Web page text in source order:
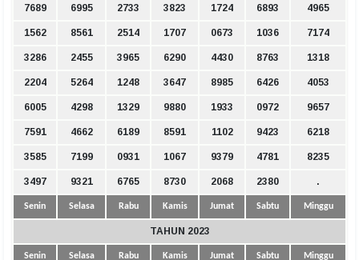
7689 6995 2733 3823 1724 6893 4965
1562 8561 2514 1707 0673 1036 7174
3286 2455 3965 6290 4430 8763 1318
2204 5264 1248 3647 8985 6426 4053
6005 4298 1329 9880 1933 0972 9657
7591 4662 6189 8591 1102 9423 6218
3585 7199 0931 1067 9379 4781 8235
3497 9321 6765 8730 2068 2380 .
Senin Selasa Rabu Kamis Jumat Sabtu Minggu
TAHUN 2023
Senin Selasa Rabu Kamis Jumat Sabtu Minggu